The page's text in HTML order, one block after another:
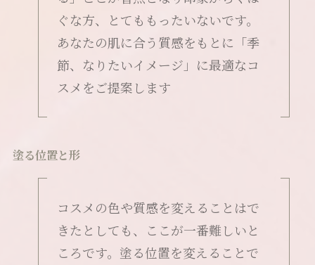
ぐな方、とてももったいないです。
あなたの肌に合う質感をもとに「季
節、なりたいイメージ」に最適なコ
スメをご提案します
塗る位置と形
コスメの色や質感を変えることはで
きたとしても、ここが一番難しいと
ころです。塗る位置を変えることで